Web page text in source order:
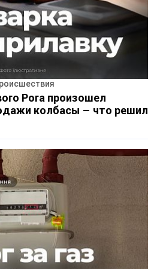
Рога произошел
колбасы – что решил